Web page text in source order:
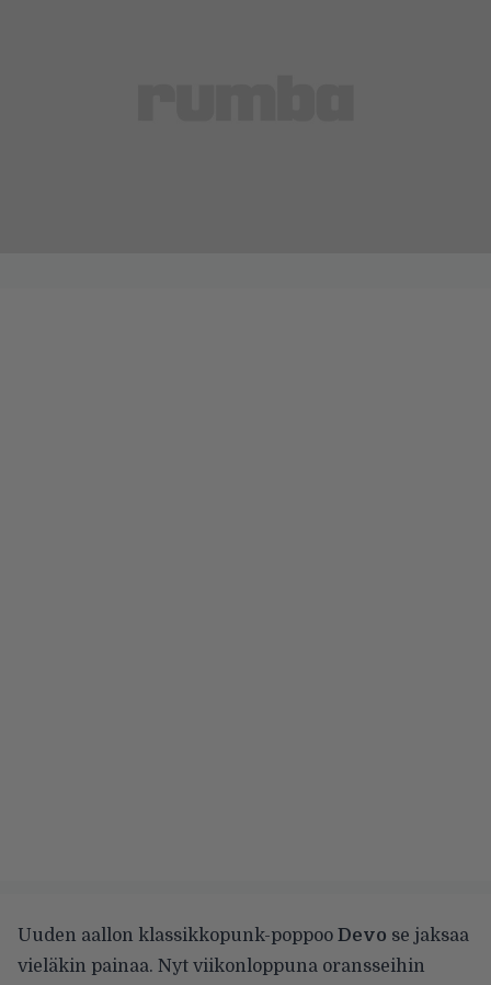
Uuden aallon klassikkopunk-poppoo Devo se jaksaa
vieläkin painaa. Nyt viikonloppuna oransseihin